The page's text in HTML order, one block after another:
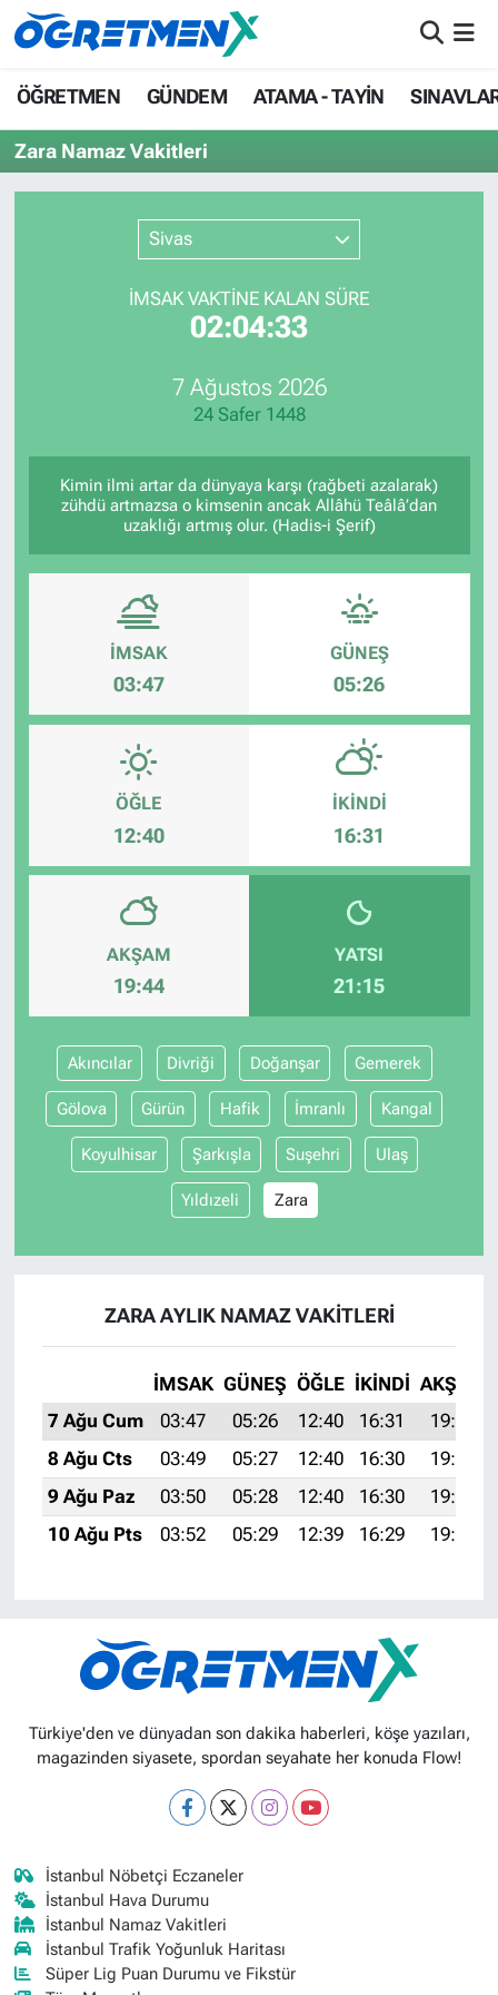
ÖĞRETMEN GÜNDEM ATAMA - TAYİN
Zara Namaz Vakitleri
Sivas
İMSAK VAKTİNE KALAN SÜRE
02:04:33
7 Ağustos 2026
24 Safer 1448
Kimin ilmi artar da dünyaya karşı (rağbeti azalarak)
zühdü artmazsa o kimsenin ancak Allâhü Teâlâ’dan
uzaklığı artmış olur. (Hadis-i Şerif)
İMSAK
03:47
GÜNEŞ
05:26
ÖĞLE
12:40
İKINDI
16:31
AKŞAM
19:44
YATSI
21:15
Akıncılar Divriği Doğanşar Gemerek
Gölova Gürün Hafik İmranlı Kangal
Koyulhisar Şarkışla Suşehri Ulaş
Yıldızeli Zara
ZARA AYLIK NAMAZ VAKITLERI
İMSAK GÜNEŞ ÖĞLE İKINDI AKŞAM
7 Ağu Cum
03:47 05:26 12:40 16:31
19:44
8 Ağu Cts
03:49 05:27 12:40 16:30
19:43
9 Ağu Paz
03:50 05:28 12:40 16:30
19:41
10 Ağu Pts
03:52 05:29 12:39 16:29 19:40
Türkiye'den ve dünyadan son dakika haberleri, köşe yazıları,
magazinden siyasete, spordan seyahate her konuda Flow!
İstanbul Nöbetçi Eczaneler
İstanbul Hava Durumu
İstanbul Namaz Vakitleri
İstanbul Trafik Yoğunluk Haritası
Süper Lig Puan Durumu ve Fikstür
ÖĞRETMEN
GÜNDEM
ATAMA - TAYİN
SINAVLAR
HAYATIN İÇİNDEN
İstanbul Nöbetçi Eczaneler
İstanbul Hava Durumu
İstanbul Namaz Vakitleri
İstanbul Trafik Yoğunluk Haritası
Süper Lig Puan Durumu ve Fikstür
Son Dakika Haberleri
Haber Arşivi